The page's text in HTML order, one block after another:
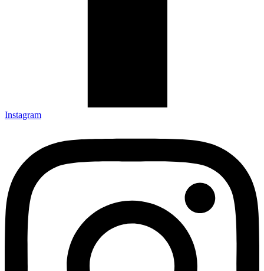
Instagram